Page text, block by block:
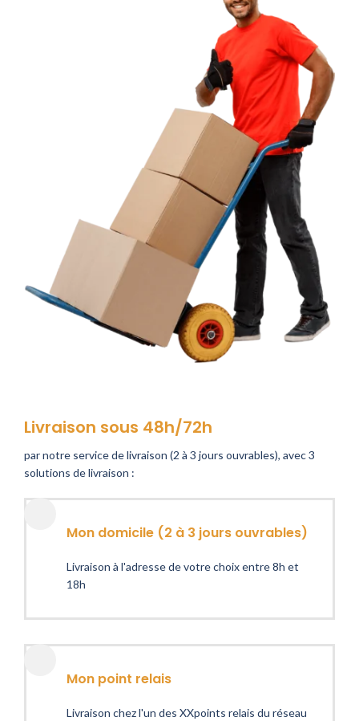
Livraison sous 48h/72h
par notre service de livraison (2 à 3 jours ouvrables), avec 3
solutions de livraison :
Mon domicile (2 à 3 jours ouvrables)
Livraison à l'adresse de votre choix entre 8h et
18h
Mon point relais
Livraison chez l'un des XXpoints relais du réseau